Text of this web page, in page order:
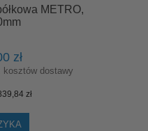
METRO,
zł
kosztów dostawy
zł